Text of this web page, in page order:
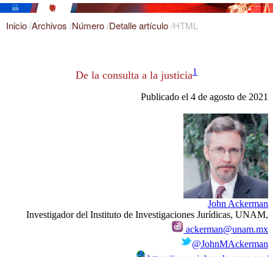
Inicio/Archivos /Número/Detalle artículo/HTML